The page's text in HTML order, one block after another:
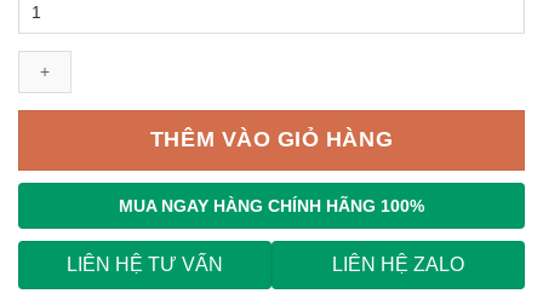
2P,
NF63-
SV
15kA
THÊM VÀO GIỎ HÀNG
MUA NGAY HÀNG CHÍNH HÃNG 100%
LIÊN HỆ TƯ VẤN LIÊN HỆ ZALO